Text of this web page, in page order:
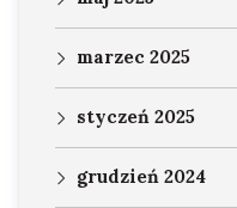
marzec 2025
styczeń 2025
grudzień 2024